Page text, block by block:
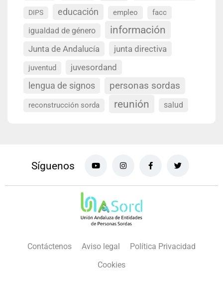
DIPS educación empleo facc
igualdad de género información
Junta de Andalucía junta directiva
juventud juvesordand
lengua de signos personas sordas
reconstrucción sorda reunión salud
Síguenos
Contáctenos Aviso legal
Política Privacidad
Cookies